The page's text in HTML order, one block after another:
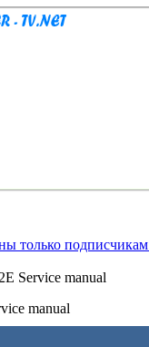
только подписчикам
Service manual
manual